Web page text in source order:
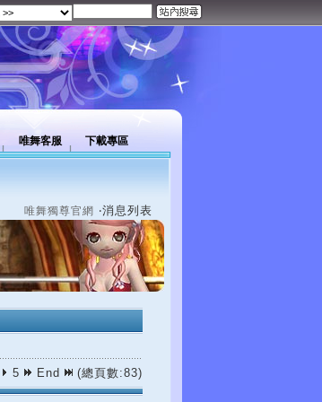
唯舞客服 下載專區
唯舞獨尊官網 ‧消息列表
5 End (總頁數:83)